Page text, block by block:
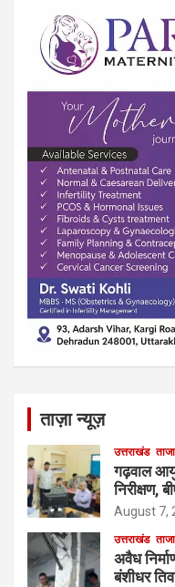
ताज़ा न्यूज़
उत्तराखंड
गढ़वाल
निरीक्षण,
August 7,
उत्तराखंड
अवैध
बंशीधर